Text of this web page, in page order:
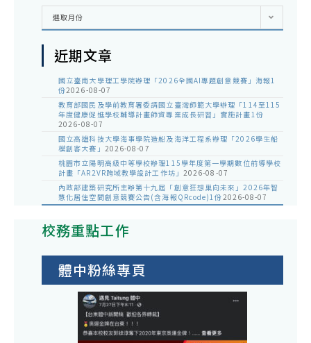
彙
選取月份
近期文章
國立臺南大學理工學院辦理「2026全國AI專題創意競賽」海報1
份2026-08-07
教育部國民及學前教育署委請國立臺灣師範大學辦理「114至115
年度健康促進學校輔導計畫師資專業成長研習」實施計畫1份
2026-08-07
國立高雄科技大學海事學院造船及海洋工程系辦理「2026學生船
模創客大賽」 2026-08-07
桃園市立陽明高級中等學校辦理115學年度第一學期數位前導學校
計畫「AR2VR跨域教學設計工作坊」 2026-08-07
內政部建築研究所主辦第十九屆「創意狂想巢向未來」2026年智
慧化居住空間創意競賽公告(含海報QRcode)1份2026-08-07
校務重點工作
體中粉絲專頁